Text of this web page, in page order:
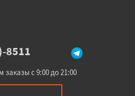
8511
с 9:00 до 21:00